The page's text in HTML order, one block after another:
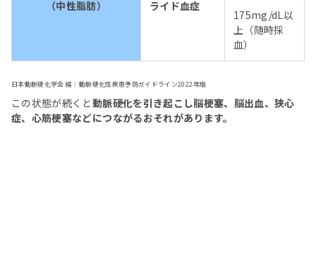
（中性脂肪） ライド血症
175mg/dL以
上（随時採
血）
日本動脈硬化学会 編：動脈硬化性疾患予防ガイドライン2022年版
この状態が続くと動脈硬化を引き起こし脳梗塞、脳出血、狭心
症、心筋梗塞などにつながるおそれがあります。